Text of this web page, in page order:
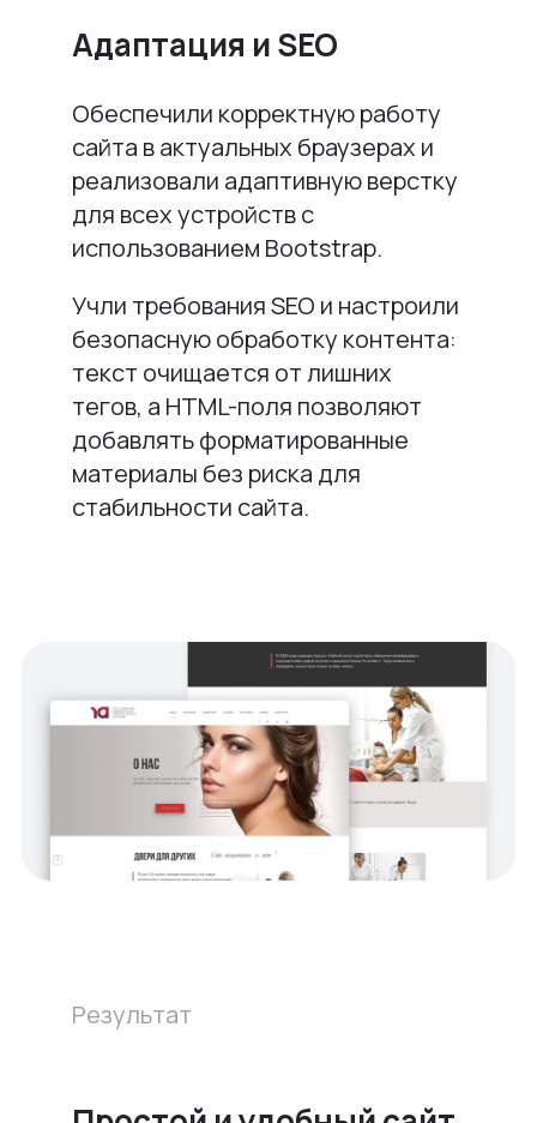
Адаптация и SEO
Обеспечили корректную работу
сайта в актуальных браузерах и
реализовали адаптивную верстку
для всех устройств с
использованием Bootstrap.
Учли требования SEO и настроили
безопасную обработку контента:
текст очищается от лишних
тегов, а HTML-поля позволяют
добавлять форматированные
материалы без риска для
стабильности сайта.
Результат